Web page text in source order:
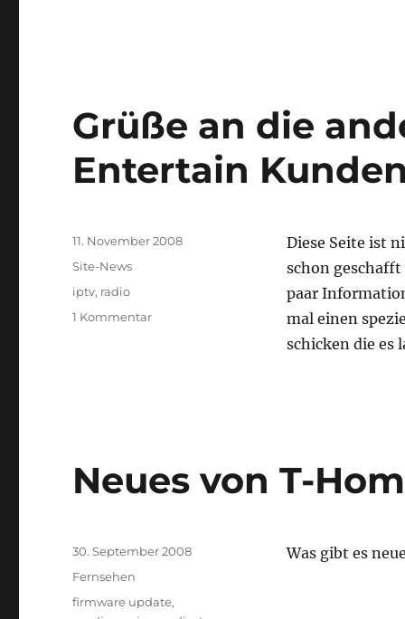
Grüße an die
Entertain Kunden
Diese Seite ist
schon
paar
mal einen
schicken die es
Veröffentlicht
am
11. November 2008
Kategorien
Site-News
Schlagwörter
iptv, radio
1 Kommentarzu
Kunden
Neues von T-
Was gibt es
Veröffentlicht
30. September 2008
Kategorien
Fernsehen
Schlagwörter
firmware update,